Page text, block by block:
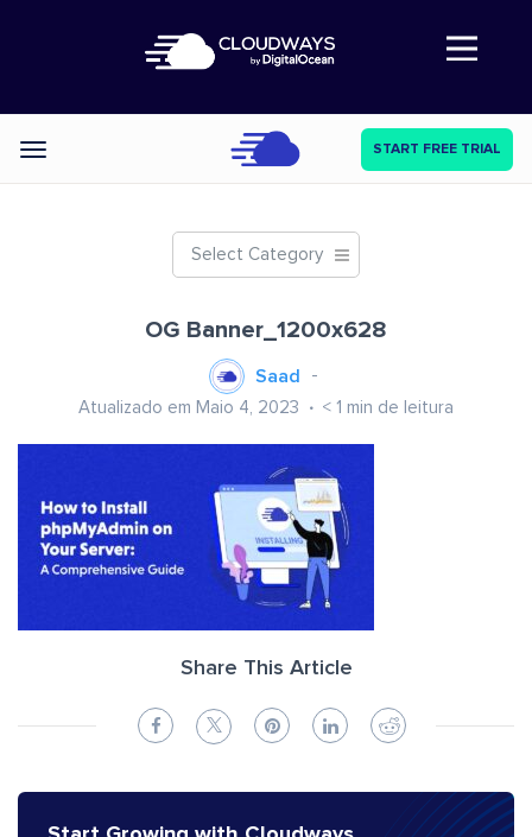
Abre a navegação
Categories START FREE TRIAL
Select Category
OG Banner_1200x628
Saad
Atualizado em Maio 4, 2023 < 1 min de leitura
Share This Article